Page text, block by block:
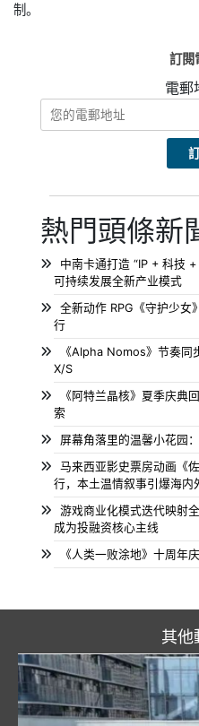
制。
訂閱
電郵
熱門頭條新
中南卡通打造 “IP + 科技
可持续发展全新产业模式
全新动作 RPG《守护少女
行
《Alpha Nomos》节奏
X/S
《阿特兰晶核》夏季庆典
索
屏幕角落里的温馨小花园
马来西亚影史票房动画《
行，本土温情叙事引爆海内
游戏商业化模式迭代映射
成为投融资核心主线
《人类一败涂地》十周年
其他